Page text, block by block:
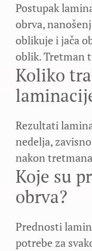
Postupak
obrva,
oblikuje i jača
oblik. Tretman
Koliko
Rezultati
nedelja,
nakon
Koje su
obrva?
Prednosti
potrebe za